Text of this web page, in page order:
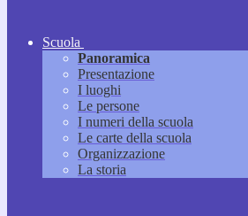
Scuola
Panoramica
Presentazione
I luoghi
Le persone
I numeri della scuola
Le carte della scuola
Organizzazione
La storia